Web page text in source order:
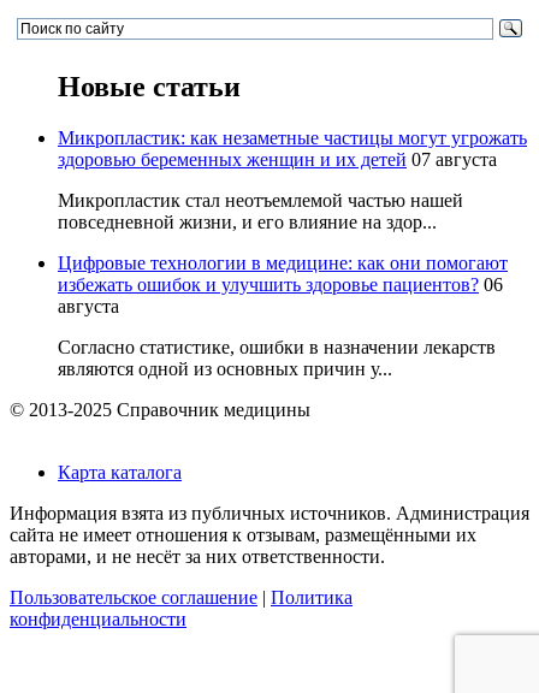
Новые статьи
Микропластик: как незаметные частицы могут угрожать
здоровью беременных женщин и их детей 07 августа
Микропластик стал неотъемлемой частью нашей
повседневной жизни, и его влияние на здор...
Цифровые технологии в медицине: как они помогают
избежать ошибок и улучшить здоровье пациентов? 06
августа
Согласно статистике, ошибки в назначении лекарств
являются одной из основных причин у...
© 2013-2025 Справочник медицины
Карта каталога
Информация взята из публичных источников. Администрация
сайта не имеет отношения к отзывам, размещёнными их
авторами, и не несёт за них ответственности.
Пользовательское соглашение | Политика
конфиденциальности